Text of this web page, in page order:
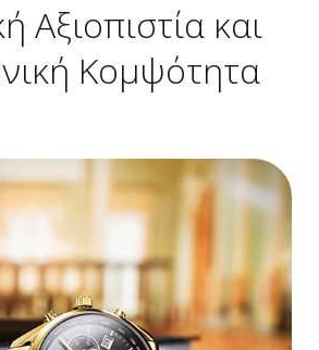
Αξιοπιστία και
Κομψότητα